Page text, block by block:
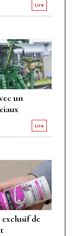
Lire
un
Lire
de